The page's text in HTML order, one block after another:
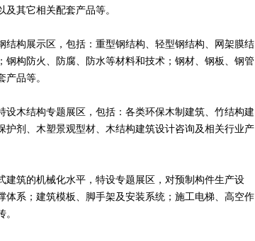
其它相关配套产品等。
结构展示区，包括：重型钢结构、轻型钢结构、网架膜结
构防火、防腐、防水等材料和技术；钢材、钢板、钢管
品等。
木结构专题展区，包括：各类环保木制建筑、竹结构建
剂、木塑景观型材、木结构建筑设计咨询及相关行业产
筑的机械化水平，特设专题展区，对预制构件生产设
系；建筑模板、脚手架及安装系统；施工电梯、高空作